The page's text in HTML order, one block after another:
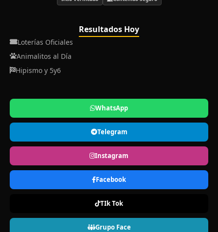
Resultados Hoy
Loterías Oficiales
Animalitos al Día
Hipismo y 5y6
WhatsApp
Telegram
Instagram
Facebook
TIk Tok
Grupo Face